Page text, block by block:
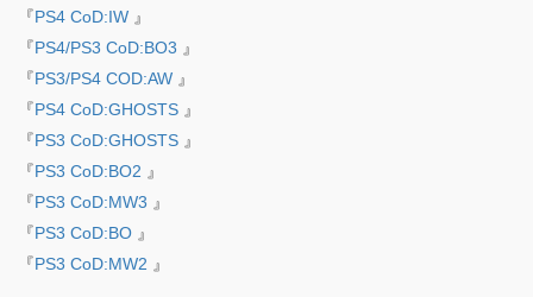
『PS4 CoD:IW 』
『PS4/PS3 CoD:BO3 』
『PS3/PS4 COD:AW 』
『PS4 CoD:GHOSTS 』
『PS3 CoD:GHOSTS 』
『PS3 CoD:BO2 』
『PS3 CoD:MW3 』
『PS3 CoD:BO 』
『PS3 CoD:MW2 』